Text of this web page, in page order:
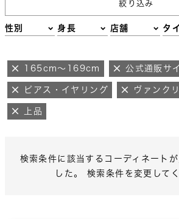
絞り込み
性別 身長 店舗 タ
165cm～169cm 公式通販サ
ピアス・イヤリング ヴァンク
上品
検索条件に該当するコーディネート
した。 検索条件を変更して